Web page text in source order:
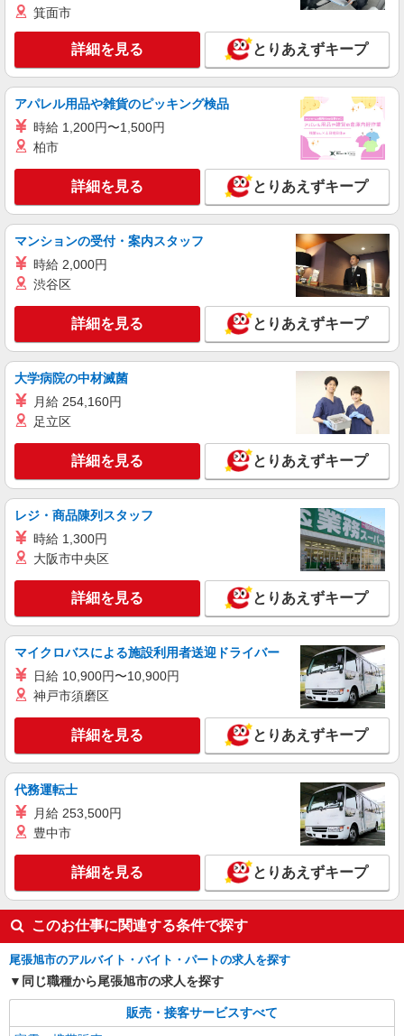
レードに合わせて2500〜5000円/月支給 ※入社後
アドバイザー）に昇格すると16600円/月支給 ゜
+゜・。○。・゜+゜・。○。・゜+゜ 入社祝い金10
万円支給(規定有) お友達を紹介頂くと, インセンテ
有）★ ゜・。○。・゜+゜・。○。・゜+゜
キープ 詳細を見る
株式会社シエロ
スマホ携帯販売【エーユー】
時給1550円〜 ※残業代支給 ★交通費別途全額
円/月支給 家電アドバイザー資格をお持ちの方はグ
レードに合わせて2500〜5000円/月支給 ※入社後
獲得も対象 【役割手当】 CSA（チーフセールス
アドバイザー）に昇格すると16600円/月支給 ゜
+゜・。○。・゜+゜・。○。・゜+゜ 入社祝い金10
有）★ ゜・。○。・゜+゜・。○。・゜+゜
愛知県尾張旭市の家電量販店
キープ 詳細を見る
パート
ケーズデンキ 尾張旭店
家電量販店のレジ・品出し・販売スタッフ等
■ロングパートナー（週35〜40時間勤務の方）
【平日】時給1350円 【平日17時以降】時給1400
円 【土日祝】時給1450円 ★年1回、昇給・昇格制
度あり（当社規定あり） ★上記時給はスタート時
の時給です。 元気で明るいあいさつができる方
は、しっかり昇給しています！
愛知県尾張旭市北本地ヶ原町４丁目６１番地
キープ 詳細を見る
箕面市
詳細を見る とりあえずキープ
アパレル用品や雑貨のピッキング検品
時給 1,200円〜1,500円
柏市
詳細を見る とりあえずキープ
マンションの受付・案内スタッフ
時給 2,000円
渋谷区
詳細を見る とりあえずキープ
大学病院の中材滅菌
月給 254,160円
足立区
詳細を見る とりあえずキープ
レジ・商品陳列スタッフ
時給 1,300円
大阪市中央区
詳細を見る とりあえずキープ
マイクロバスによる施設利用者送迎ドライバー
日給 10,900円〜10,900円
神戸市須磨区
詳細を見る とりあえずキープ
代務運転士
月給 253,500円
豊中市
詳細を見る とりあえずキープ
このお仕事に関連する条件で探す
尾張旭市のアルバイト・バイト・パートの求人を探す
同じ職種から尾張旭市の求人を探す
販売・接客サービスすべて